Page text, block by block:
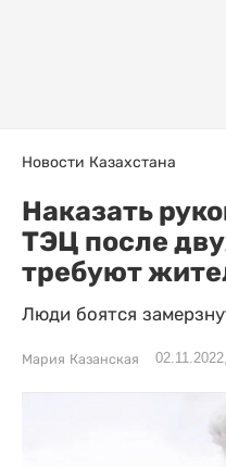
Новости Казахстана
Наказать
ТЭЦ после
требуют
Люди боятся
Мария Казанская